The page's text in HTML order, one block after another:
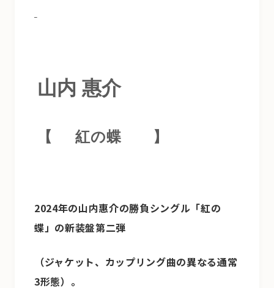
山内 惠介
【 紅の蝶 】
2024年の山内惠介の勝負シングル「紅の
蝶」の新装盤第二弾
（ジャケット、カップリング曲の異なる通常
3形態）。